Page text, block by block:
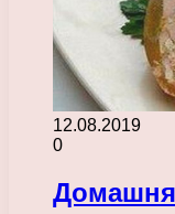
12.08.2019
0